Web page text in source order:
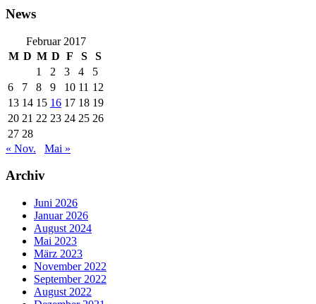
News
Februar 2017
M D M D F S
S
1
2 3 4
5
6
7 8 9 10 11 12
13 14 15 16 17 18 19
20 21 22 23 24 25 26
27 28
« Nov.
Mai »
Archiv
Juni 2026
Januar 2026
August 2024
Mai 2023
März 2023
November 2022
September 2022
August 2022